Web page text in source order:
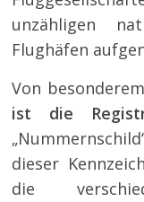
unzähligen
Flughäfen
Von besonderem
ist die
dieser
die